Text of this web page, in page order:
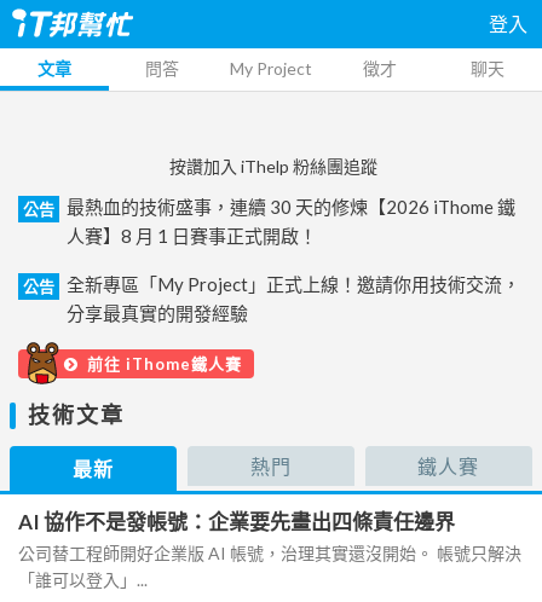
登入
文章 問答 My Project 徵才 聊天
按讚加入 iThelp 粉絲團追蹤
公告
最熱血的技術盛事，連續 30 天的修煉【2026 iThome 鐵
人賽】8 月 1 日賽事正式開啟！
公告
全新專區「My Project」正式上線！邀請你用技術交流，
分享最真實的開發經驗
前往 iThome鐵人賽
技術文章
最新 熱門 鐵人賽
AI 協作不是發帳號：企業要先畫出四條責任邊界
公司替工程師開好企業版 AI 帳號，治理其實還沒開始。 帳號只解決
「誰可以登入」...